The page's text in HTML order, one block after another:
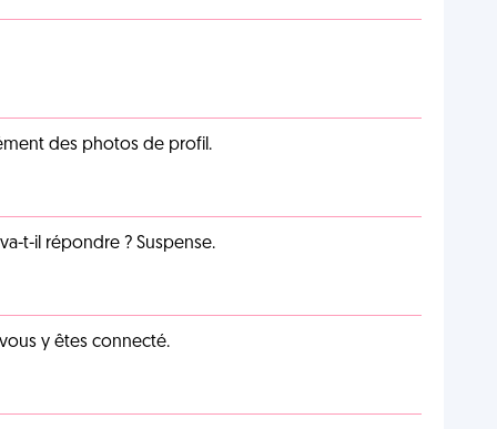
des photos de profil.
t-il répondre ? Suspense.
y êtes connecté.